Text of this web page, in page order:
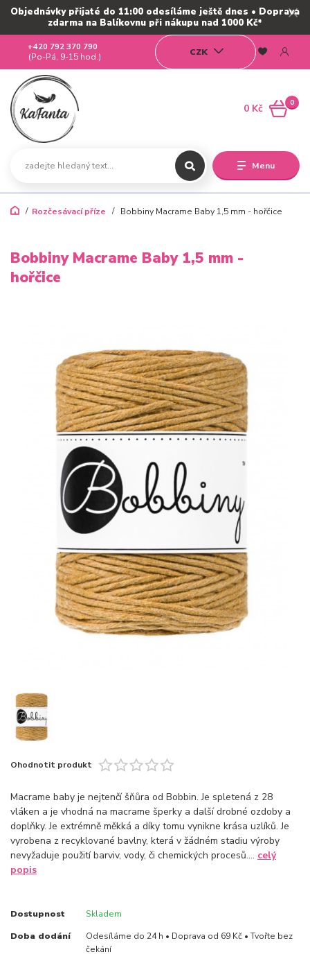
Objednávky přijaté do 11:00 odesíláme ještě dnes • Doprava
zdarma na Balíkovnu při nákupu nad 1000 Kč*
Menu
CZK
+420 792 370 790
(Po-Pá, 9-15 hod.)
0
0 Kč
Rozčesávací příze Bobbiny Macrame Baby 1,5 mm - hořčice
Bobbiny Macrame Baby 1,5 mm -
hořčice
Ohodnotit produkt
Macrame baby je nejtenčí šňůra od Bobbin. Je spletená z 28
vláken a je vhodná na macrame šperky a další drobné ozdoby a
doplňky. Je extrémně měkká a díky tomu vynikne krása uzlíků. Je
vyrobena z recyklované bavlny, která v žádném stadiu výroby
nevyžaduje použití barviv, vody, či chemických procesů.... celý
popis
Dostupnost Skladem
Doba dodání
Odesíláme do 24 h • Doprava od 69 Kč • Tvořte bez
čekání